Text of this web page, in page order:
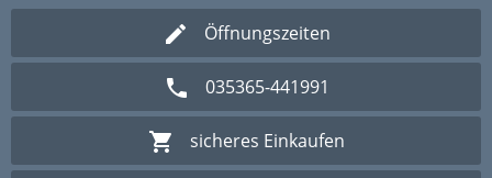
Öffnungszeiten
035365-441991
sicheres Einkaufen